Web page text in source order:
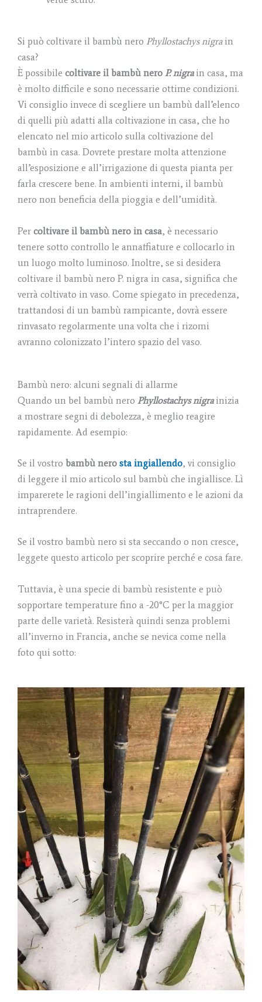
Si può coltivare il bambù nero Phyllostachys nigrain
casa?
È possibile coltivare il bambù nero P. nigrain casa, ma
è molto difficile e sono necessarie ottime condizioni.
Vi consiglio invece di scegliere un bambù dall’elenco
di quelli più adatti alla coltivazione in casa, che ho
elencato nel mio articolo sulla coltivazione del
bambù in casa. Dovrete prestare molta attenzione
all’esposizione e all’irrigazione di questa pianta per
farla crescere bene. In ambienti interni, il bambù
nero non beneficia della pioggia e dell’umidità.
Per coltivare il bambù nero in casa, è necessario
tenere sotto controllo le annaffiature e collocarlo in
un luogo molto luminoso. Inoltre, se si desidera
coltivare il bambù nero P. nigra in casa, significa che
verrà coltivato in vaso. Come spiegato in precedenza,
trattandosi di un bambù rampicante, dovrà essere
rinvasato regolarmente una volta che i rizomi
avranno colonizzato l’intero spazio del vaso.
Bambù nero: alcuni segnali di allarme
Quando un bel bambù nero Phyllostachys nigrainizia
a mostrare segni di debolezza, è meglio reagire
rapidamente. Ad esempio:
Se il vostro bambù nero sta ingiallendo, vi consiglio
di leggere il mio articolo sul bambù che ingiallisce. Lì
imparerete le ragioni dell’ingiallimento e le azioni da
intraprendere.
Se il vostro bambù nero si sta seccando o non cresce,
leggete questo articolo per scoprire perché e cosa fare.
Tuttavia, è una specie di bambù resistente e può
sopportare temperature fino a -20°C per la maggior
parte delle varietà. Resisterà quindi senza problemi
all’inverno in Francia, anche se nevica come nella
foto qui sotto: